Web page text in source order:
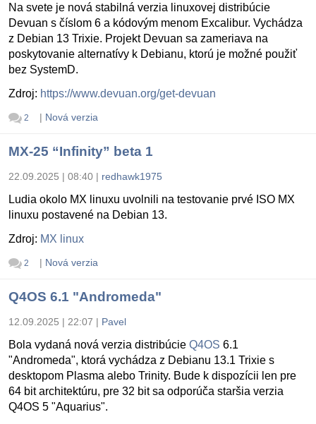
Na svete je nová stabilná verzia linuxovej distribúcie
Devuan s číslom 6 a kódovým menom Excalibur. Vychádza
z Debian 13 Trixie. Projekt Devuan sa zameriava na
poskytovanie alternatívy k Debianu, ktorú je možné použiť
bez SystemD.
Zdroj: https://www.devuan.org/get-devuan
2 | Nová verzia
MX-25 “Infinity” beta 1
22.09.2025 | 08:40 | redhawk1975
Ludia okolo MX linuxu uvolnili na testovanie prvé ISO MX
linuxu postavené na Debian 13.
Zdroj: MX linux
2 | Nová verzia
Q4OS 6.1 "Andromeda"
12.09.2025 | 22:07 | Pavel
Bola vydaná nová verzia distribúcie Q4OS 6.1
"Andromeda", ktorá vychádza z Debianu 13.1 Trixie s
desktopom Plasma alebo Trinity. Bude k dispozícii len pre
64 bit architektúru, pre 32 bit sa odporúča staršia verzia
Q4OS 5 "Aquarius".